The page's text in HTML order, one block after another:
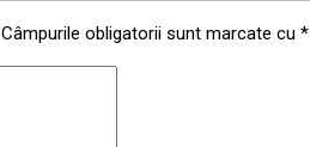
Câmpurile obligatorii sunt marcate cu *